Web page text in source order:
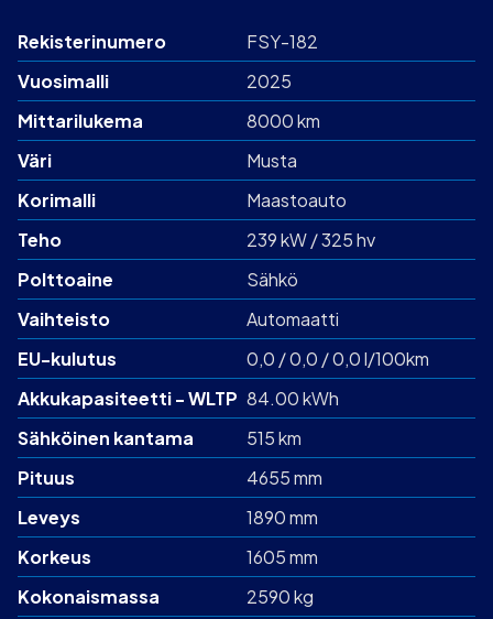
Rekisterinumero
FSY-182
Vuosimalli
2025
Mittarilukema
8000 km
Väri
Musta
Korimalli
Maastoauto
Teho
239 kW / 325 hv
Polttoaine
Sähkö
Vaihteisto
Automaatti
EU-kulutus
0,0 / 0,0 / 0,0 l/100km
Akku­kapasiteetti - WLTP 84.00 kWh
Sähköinen kantama
515 km
Pituus
4655 mm
Leveys
1890 mm
Korkeus
1605 mm
Kokonaismassa
2590 kg